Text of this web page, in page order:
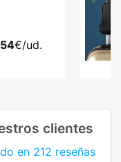
€/ud.
clientes
en 212 reseñas